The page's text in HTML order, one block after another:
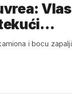
i bocu